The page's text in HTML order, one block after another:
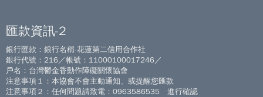
匯款資訊-2
銀行匯款：銀行名稱-花蓮第二信用合作社
銀行代號：216／帳號：11000100017246／
戶名：台灣鬱金香動作障礙關懷協會
注意事項１：本協會不會主動通知、或提醒您匯款
注意事項２：任何問題請致電：0963586535 進行確認